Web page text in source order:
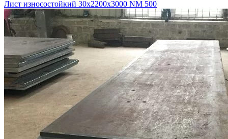
Лист износостойкий 30х2200х3000 NM 500